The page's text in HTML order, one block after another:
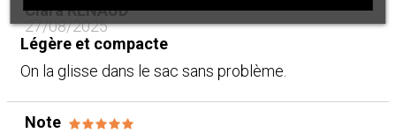
Clara RENAUD
27/08/2025
Légère et compacte
On la glisse dans le sac sans problème.
Note